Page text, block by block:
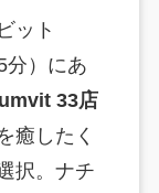
ット
分）にあ
33店
癒したく
択。ナチ